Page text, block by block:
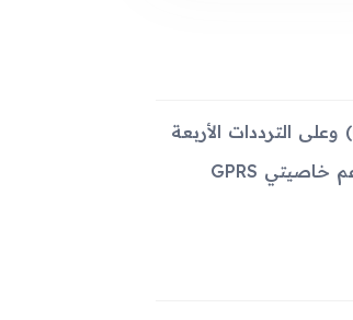
يدعم جهاز Samsung M2520 Beat Techno شبكات الاتصال من الجيل الثاني (GSM) وعلى الترددات الأربعة
850/900/1800/1900 مما يجعله مناسبًا للاستخدام في معظم دول العالم. كما يدعم خاصيتي GPRS